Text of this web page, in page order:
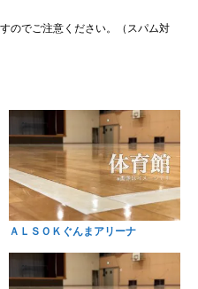
のでご注意ください。（スパム対
ＡＬＳＯＫぐんまアリーナ